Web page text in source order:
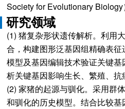
Society for Evolutionary Biology
研究领域
(1) 猪复杂形状遗传解析。利用
合，构建图形泛基因组精确表
模型及基因编辑技术验证关键
析关键基因影响生长、繁殖、抗
(2) 家猪的起源与驯化。采用群
和驯化的历史模型。结合比较